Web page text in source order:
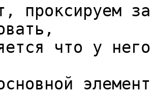
проксируем
что у